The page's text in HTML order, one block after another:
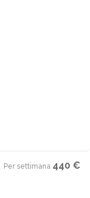
Per settimana·440 €